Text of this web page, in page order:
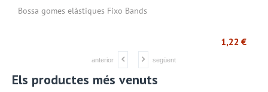
Bossa gomes elàstiques Fixo Bands
1,22 €
anterior següent
Els productes més venuts